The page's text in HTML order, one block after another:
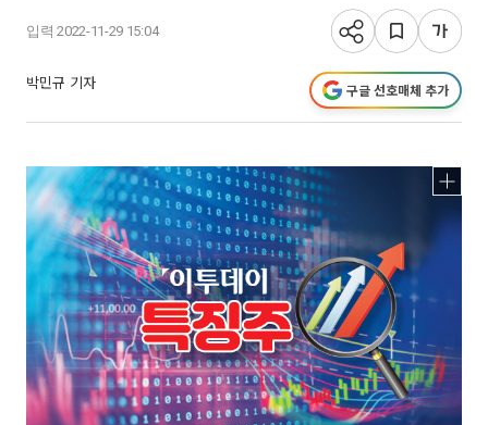
입력 2022-11-29 15:04
박민규 기자 구글 선호매체 추가